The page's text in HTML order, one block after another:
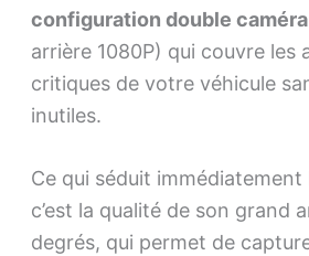
configuration double caméra
arrière 1080P) qui couvre les
critiques de votre véhicule
inutiles.
Ce qui séduit immédiatement
c’est la qualité de son grand
degrés, qui permet de